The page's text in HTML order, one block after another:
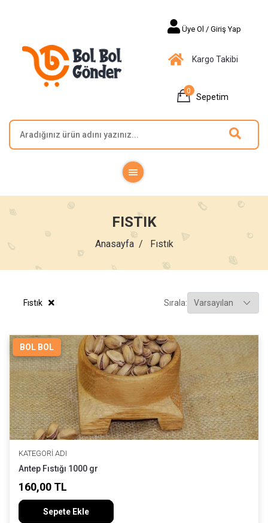
Üye Ol / Giriş Yap
Kargo Takibi
0
Sepetim
FISTIK
Anasayfa Fıstık
Fıstık Sırala:
BOL BOL
KATEGORI ADI
Antep Fıstığı 1000 gr
160,00 TL
Sepete Ekle